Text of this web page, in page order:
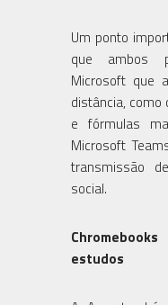
Um ponto
que ambos
Microsoft que
distância,
e fórmulas
Microsoft
transmissão
social.
estudos